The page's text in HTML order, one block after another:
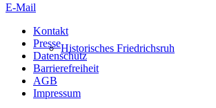
Historisches Friedrichsruh
E-Mail
Kontakt
Presse
Datenschutz
Barrierefreiheit
AGB
Impressum